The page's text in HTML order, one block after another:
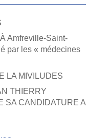
Amfreville-Saint-
par les « médecines
LA MIVILUDES
THIERRY
SA CANDIDATURE A